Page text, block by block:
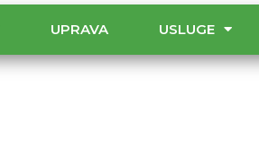
UPRAVA USLUGE